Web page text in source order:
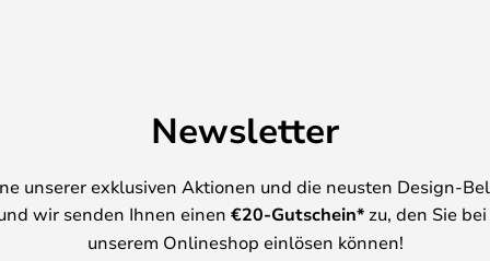
Newsletter
unserer exklusiven Aktionen und die neusten Design-
wir senden Ihnen einen €20-Gutschein* zu, den Sie
unserem Onlineshop einlösen können!